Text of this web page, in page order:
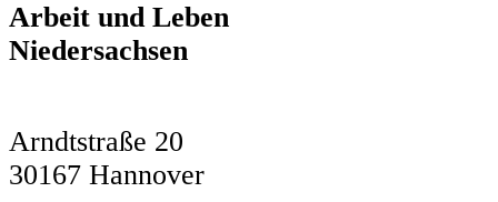
Arbeit und Leben
Niedersachsen
Arndtstraße 20
30167 Hannover